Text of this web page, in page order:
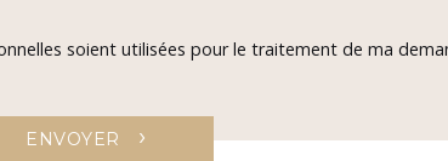
soient utilisées pour le traitement de ma
ENVOYER ›